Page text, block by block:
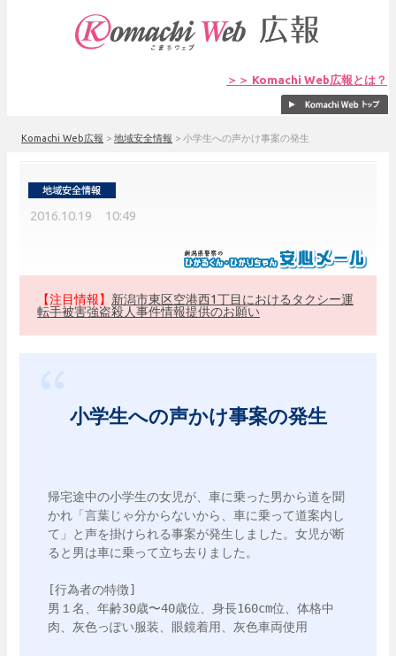
＞＞ Komachi Web広報とは？
Komachi Web広報 > 地域安全情報 > 小学生への声かけ事案の発生
2016.10.19 10:49
【注目情報】 新潟市東区空港西1丁目におけるタクシー運
転手被害強盗殺人事件情報提供のお願い
小学生への声かけ事案の発生
帰宅途中の小学生の女児が、車に乗った男から道を聞
かれ「言葉じゃ分からないから、車に乗って道案内し
て」と声を掛けられる事案が発生しました。女児が断
ると男は車に乗って立ち去りました。
[行為者の特徴]
男１名、年齢30歳〜40歳位、身長160cm位、体格中
肉、灰色っぽい服装、眼鏡着用、灰色車両使用